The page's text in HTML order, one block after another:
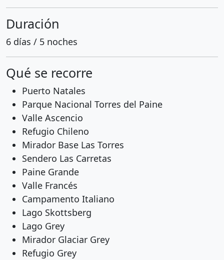
Duración
6 días / 5 noches
Qué se recorre
Puerto Natales
Parque Nacional Torres del Paine
Valle Ascencio
Refugio Chileno
Mirador Base Las Torres
Sendero Las Carretas
Paine Grande
Valle Francés
Campamento Italiano
Lago Skottsberg
Lago Grey
Mirador Glaciar Grey
Refugio Grey